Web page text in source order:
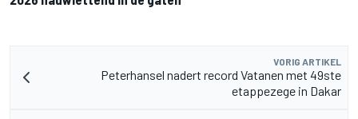
VORIG ARTIKEL
Peterhansel nadert record Vatanen met 49ste
etappezege in Dakar